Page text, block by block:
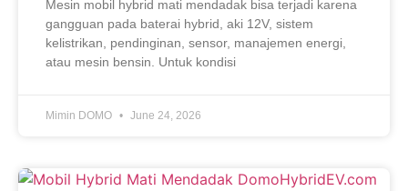
Mesin mobil hybrid mati mendadak bisa terjadi karena
gangguan pada baterai hybrid, aki 12V, sistem
kelistrikan, pendinginan, sensor, manajemen energi,
atau mesin bensin. Untuk kondisi
Mimin DOMO June 24, 2026